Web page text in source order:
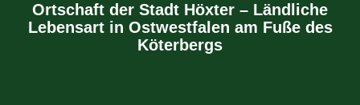
Ortschaft der Stadt Höxter – Ländliche
Lebensart in Ostwestfalen am Fuße des
Köterbergs